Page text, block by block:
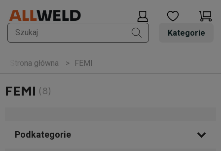
Kategorie
Strona główna FEMI
FEMI (8)
Podkategorie